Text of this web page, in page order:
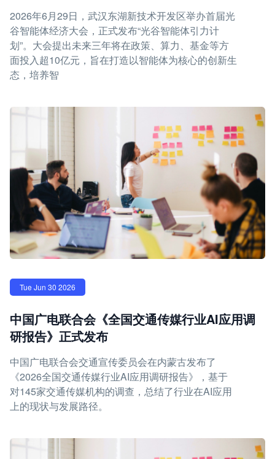
2026年6月29日，武汉东湖新技术开发区举办首届光
谷智能体经济大会，正式发布“光谷智能体引力计
划”。大会提出未来三年将在政策、算力、基金等方
面投入超10亿元，旨在打造以智能体为核心的创新生
态，培养智
Tue Jun 30 2026
中国广电联合会《全国交通传媒行业AI应用调
研报告》正式发布
中国广电联合会交通宣传委员会在内蒙古发布了
《2026全国交通传媒行业AI应用调研报告》，基于
对145家交通传媒机构的调查，总结了行业在AI应用
上的现状与发展路径。